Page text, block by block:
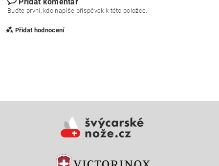
Buďte první, kdo napíše příspěvek k této položce.
Přidat hodnocení